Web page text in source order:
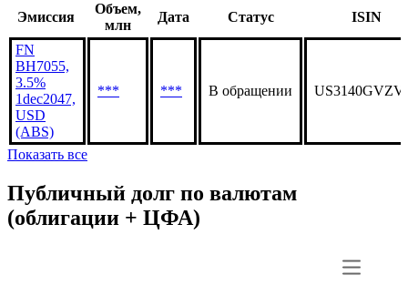
Эмиссия
Объем,
млн
Дата Статус ISIN
FN
BH7055,
3.5%
1dec2047,
USD
(ABS)
*** *** В обращении
Показать все
Публичный долг по валютам
(облигации + ЦФА)